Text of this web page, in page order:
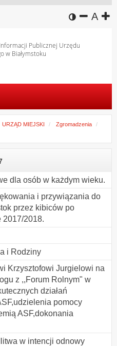
wersja
A
Publicznej Urzędu
w Białymstoku
URZĄD MIEJSKI
Zgromadzenia
dla osób w każdym wieku.
i przywiązania do
przez kibiców po
2017/2018.
i Rodziny
Krzysztofowi Jurgielowi na
z ,,Forum Rolnym" w
działań
pomocy
ASF,dokonania
w intencji odnowy